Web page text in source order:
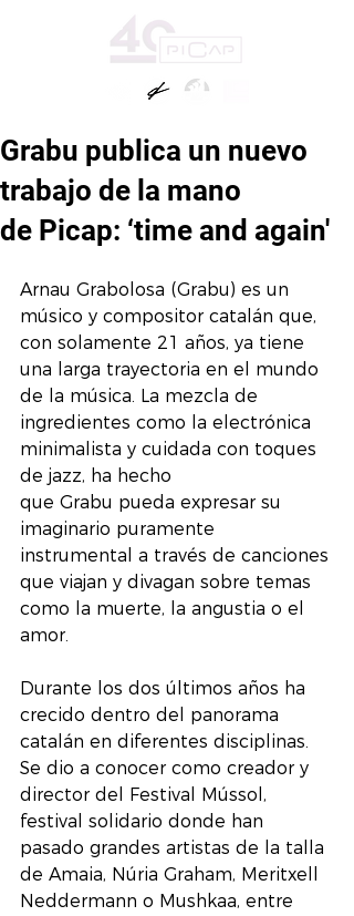
Grabu publica un nuevo
trabajo de la mano
de Picap: ‘time and again'
Arnau Grabolosa (Grabu) es un
músico y compositor catalán que,
con solamente 21 años, ya tiene
una larga trayectoria en el mundo
de la música. La mezcla de
ingredientes como la electrónica
minimalista y cuidada con toques
de jazz, ha hecho
que Grabu pueda expresar su
imaginario puramente
instrumental a través de canciones
que viajan y divagan sobre temas
como la muerte, la angustia o el
amor.
Durante los dos últimos años ha
crecido dentro del panorama
catalán en diferentes disciplinas.
Se dio a conocer como creador y
director del Festival Mússol,
festival solidario donde han
pasado grandes artistas de la talla
de Amaia, Núria Graham, Meritxell
Neddermann o Mushkaa, entre